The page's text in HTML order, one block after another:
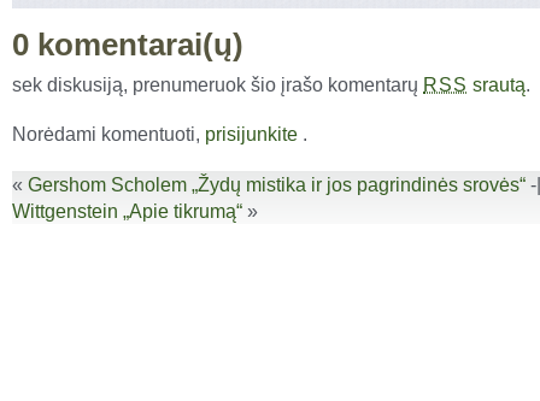
0 komentarai(ų)
sek diskusiją, prenumeruok šio įrašo komentarų RSS srautą.
Norėdami komentuoti, prisijunkite .
« Gershom Scholem „Žydų mistika ir jos pagrindinės srovės“
Wittgenstein „Apie tikrumą“ »